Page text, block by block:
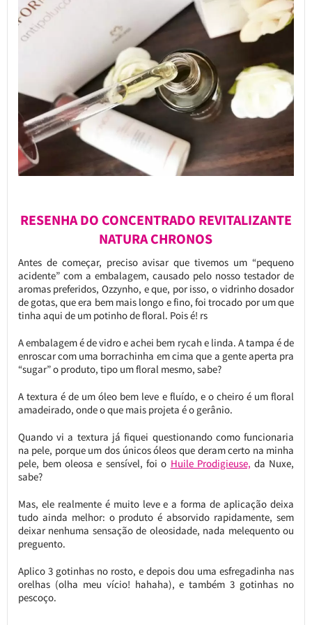
RESENHA DO CONCENTRADO REVITALIZANTE
NATURA CHRONOS
Antes de começar, preciso avisar que tivemos um “pequeno
acidente” com a embalagem, causado pelo nosso testador de
aromas preferidos, Ozzynho, e que, por isso, o vidrinho dosador
de gotas, que era bem mais longo e fino, foi trocado por um que
tinha aqui de um potinho de floral. Pois é! rs
A embalagem é de vidro e achei bem rycah e linda. A tampa é de
enroscar com uma borrachinha em cima que a gente aperta pra
“sugar” o produto, tipo um floral mesmo, sabe?
A textura é de um óleo bem leve e fluído, e o cheiro é um floral
amadeirado, onde o que mais projeta é o gerânio.
Quando vi a textura já fiquei questionando como funcionaria
na pele, porque um dos únicos óleos que deram certo na minha
pele, bem oleosa e sensível, foi o Huile Prodigieuse, da Nuxe,
sabe?
Mas, ele realmente é muito leve e a forma de aplicação deixa
tudo ainda melhor: o produto é absorvido rapidamente, sem
deixar nenhuma sensação de oleosidade, nada melequento ou
preguento.
Aplico 3 gotinhas no rosto, e depois dou uma esfregadinha nas
orelhas (olha meu vício! hahaha), e também 3 gotinhas no
pescoço.